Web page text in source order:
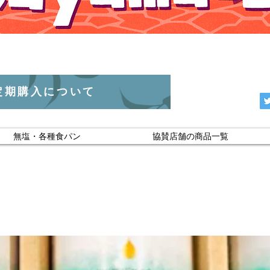
期購入について
無塩・各種食パン 協賛店舗の商品一覧